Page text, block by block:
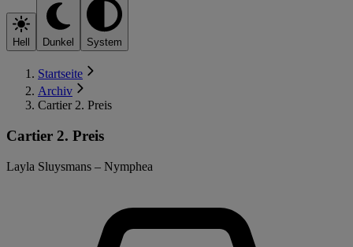
Hell Dunkel System
Startseite
Archiv
Cartier 2. Preis
Cartier 2. Preis
Layla Sluysmans – Nymphea